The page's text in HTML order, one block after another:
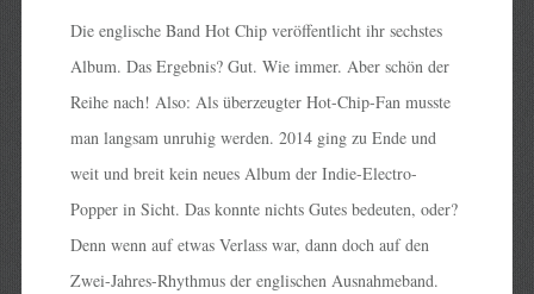
Die englische Band Hot Chip veröffentlicht ihr sechstes
Album. Das Ergebnis? Gut. Wie immer. Aber schön der
Reihe nach! Also: Als überzeugter Hot-Chip-Fan musste
man langsam unruhig werden. 2014 ging zu Ende und
weit und breit kein neues Album der Indie-Electro-
Popper in Sicht. Das konnte nichts Gutes bedeuten, oder?
Denn wenn auf etwas Verlass war, dann doch auf den
Zwei-Jahres-Rhythmus der englischen Ausnahmeband.